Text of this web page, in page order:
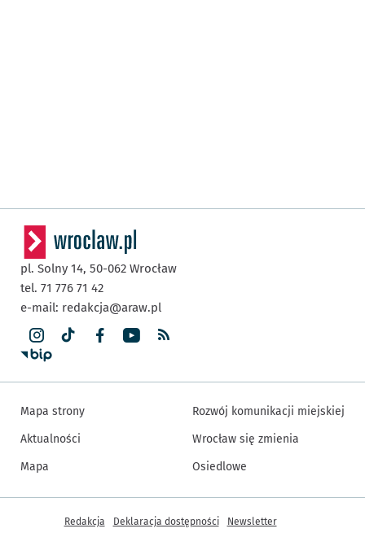
pl. Solny 14, 50-062 Wrocław
tel. 71 776 71 42
e-mail: redakcja@araw.pl
Mapa strony
Aktualności
Mapa
Rozwój komunikacji miejskiej
Wrocław się zmienia
Osiedlowe
Inne informacje
Redakcja Deklaracja dostępności Newsletter